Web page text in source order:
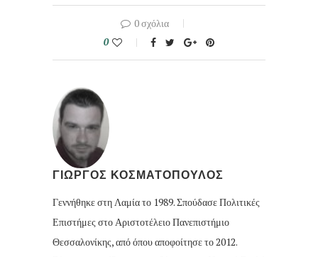
0 σχόλια
0
ΓΙΩΡΓΟΣ ΚΟΣΜΑΤΟΠΟΥΛΟΣ
Γεννήθηκε στη Λαμία το 1989. Σπούδασε Πολιτικές
Επιστήμες στο Αριστοτέλειο Πανεπιστήμιο
Θεσσαλονίκης, από όπου αποφοίτησε το 2012.